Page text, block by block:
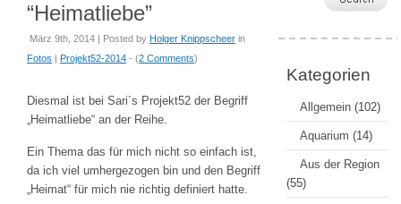
“Heimatliebe”
März 9th, 2014 | Posted by Holger Knippscheer in
Fotos | Projekt52-2014 - (2 Comments)
Diesmal ist bei Sari´s Projekt52 der Begriff
„Heimatliebe“ an der Reihe.
Ein Thema das für mich nicht so einfach ist,
da ich viel umhergezogen bin und den Begriff
„Heimat“ für mich nie richtig definiert hatte.
Kategorien
Allgemein (102)
Aquarium (14)
Aus der Region
(55)